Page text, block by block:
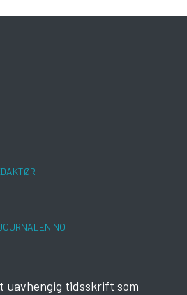
uavhengig tidsskrift som